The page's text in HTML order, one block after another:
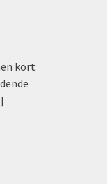
kort